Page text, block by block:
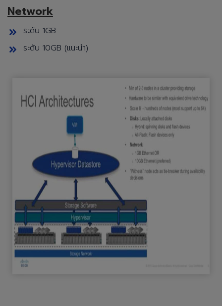
Network
ระดับ 1GB
ระดับ 10GB (แนะนำ)